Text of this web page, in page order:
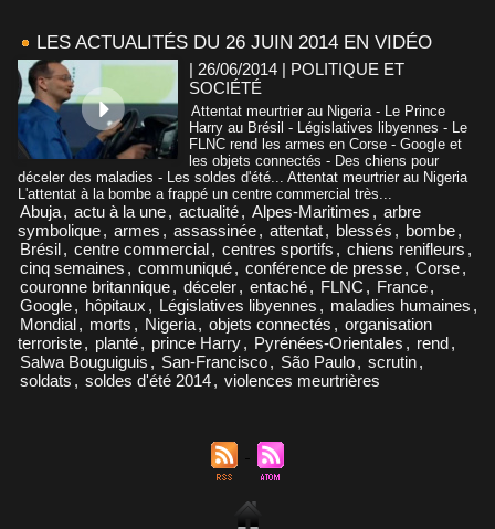
LES ACTUALITÉS DU 26 JUIN 2014 EN VIDÉO
| 26/06/2014 | POLITIQUE ET
SOCIÉTÉ
Attentat meurtrier au Nigeria - Le Prince
Harry au Brésil - Législatives libyennes - Le
FLNC rend les armes en Corse - Google et
les objets connectés - Des chiens pour
déceler des maladies - Les soldes d'été... Attentat meurtrier au Nigeria
L'attentat à la bombe a frappé un centre commercial très...
Abuja, actu à la une, actualité, Alpes-Maritimes , arbre
symbolique, armes , assassinée, attentat, blessés , bombe,
Brésil, centre commercial, centres sportifs , chiens renifleurs ,
cinq semaines , communiqué, conférence de presse, Corse,
couronne britannique, déceler, entaché, FLNC , France,
Google, hôpitaux , Législatives libyennes , maladies humaines ,
Mondial, morts , Nigeria, objets connectés , organisation
terroriste, planté, prince Harry, Pyrénées-Orientales , rend,
Salwa Bouguiguis , San-Francisco, São Paulo, scrutin,
soldats , soldes d'été 2014, violences meurtrières